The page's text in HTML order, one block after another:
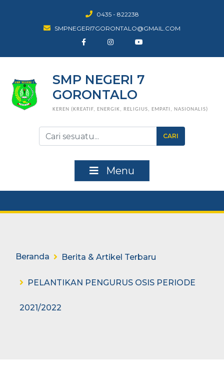
0435 - 822238
SMPNEGERI7GORONTALO@GMAIL.COM
SMP NEGERI 7
GORONTALO
KEREN (KREATIF, ENERGIK, RELIGIUS, EMPATI, NASIONALIS)
CARI
Menu
Beranda Berita & Artikel Terbaru
PELANTIKAN PENGURUS OSIS PERIODE
2021/2022